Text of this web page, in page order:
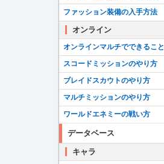
ファッション装備の入手方法
オンライン
オンラインマルチでできること
スコードミッションのやり方
ブレイドスカウトのやり方
マルチミッションのやり方
ワールドエネミーの戦い方
データベース
キャラ